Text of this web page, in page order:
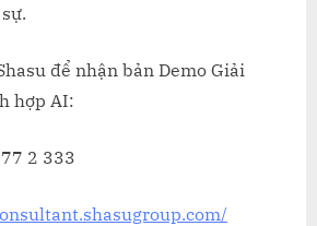
để nhận bản Demo Giải
hợp AI:
2 333